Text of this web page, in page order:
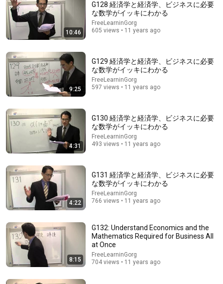
Life graphs of 84 people from the "Ice Age
Generation": What did we learn? "Mastermind behind
fam...
TBS NEWS DIG Powered by JNN
Auto-dubbed
132K views
16:54
260731 NPS Stock YouTube Edition Part 1
NewsPicks /ニューズピックス • 243K views
New
Auto-dubbed
10:46
G128 経済学と経済学、ビジネスに必要
な数学がイッキにわかる
FreeLearninGorg
605 views • 11 years ago
9:25
G129 経済学と経済学、ビジネスに必要
な数学がイッキにわかる
FreeLearninGorg
597 views • 11 years ago
4:31
G130 経済学と経済学、ビジネスに必要
な数学がイッキにわかる
FreeLearninGorg
493 views • 11 years ago
4:22
G131 経済学と経済学、ビジネスに必要
な数学がイッキにわかる
FreeLearninGorg
766 views • 11 years ago
8:15
G132: Understand Economics and the
Mathematics Required for Business All
at Once
FreeLearninGorg
704 views • 11 years ago